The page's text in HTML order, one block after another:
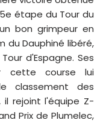
étape du Tour du
bon grimpeur en
du Dauphiné libéré,
d'Espagne. Ses
cette course lui
classement des
il rejoint l'équipe Z-
Prix de Plumelec,